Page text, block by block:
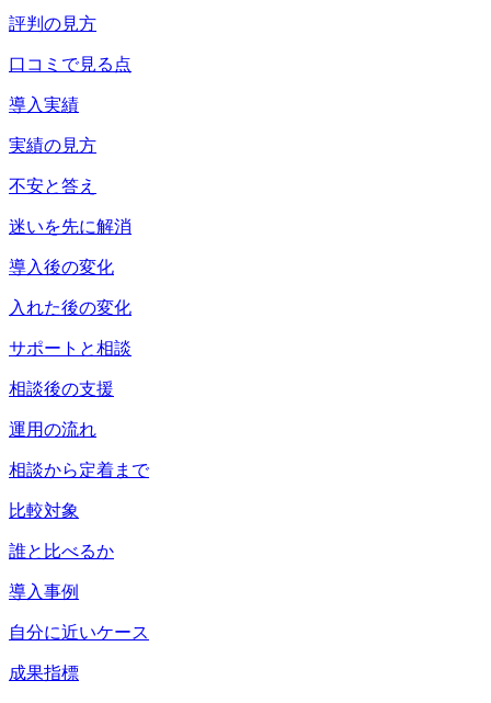
評判の見方
口コミで見る点
導入実績
実績の見方
不安と答え
迷いを先に解消
導入後の変化
入れた後の変化
サポートと相談
相談後の支援
運用の流れ
相談から定着まで
比較対象
誰と比べるか
導入事例
自分に近いケース
成果指標